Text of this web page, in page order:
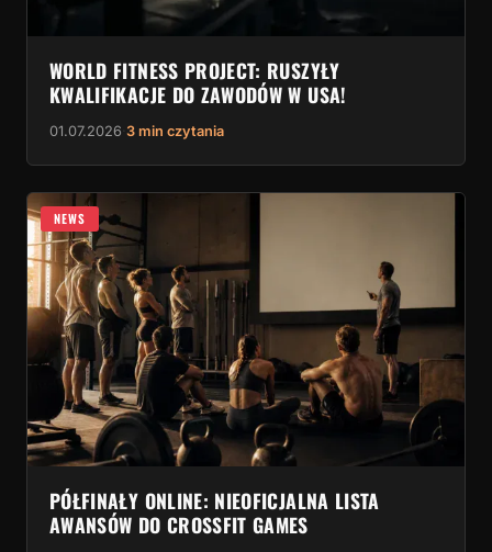
WORLD FITNESS PROJECT: RUSZYŁY
KWALIFIKACJE DO ZAWODÓW W USA!
01.07.2026 3 min czytania
NEWS
PÓŁFINAŁY ONLINE: NIEOFICJALNA LISTA
AWANSÓW DO CROSSFIT GAMES